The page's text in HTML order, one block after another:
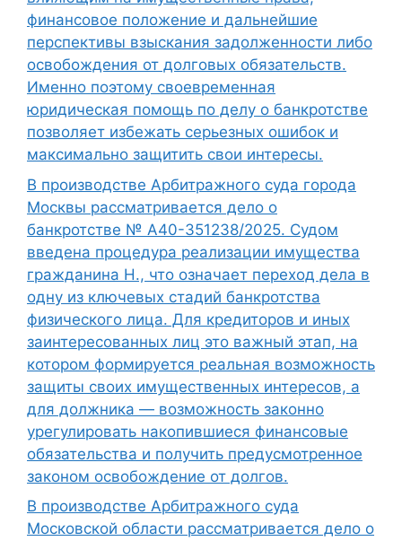
финансовое положение и дальнейшие
перспективы взыскания задолженности либо
освобождения от долговых обязательств.
Именно поэтому своевременная
юридическая помощь по делу о банкротстве
позволяет избежать серьезных ошибок и
максимально защитить свои интересы.
В производстве Арбитражного суда города
Москвы рассматривается дело о
банкротстве № А40-351238/2025. Судом
введена процедура реализации имущества
гражданина Н., что означает переход дела в
одну из ключевых стадий банкротства
физического лица. Для кредиторов и иных
заинтересованных лиц это важный этап, на
котором формируется реальная возможность
защиты своих имущественных интересов, а
для должника — возможность законно
урегулировать накопившиеся финансовые
обязательства и получить предусмотренное
законом освобождение от долгов.
В производстве Арбитражного суда
Московской области рассматривается дело о